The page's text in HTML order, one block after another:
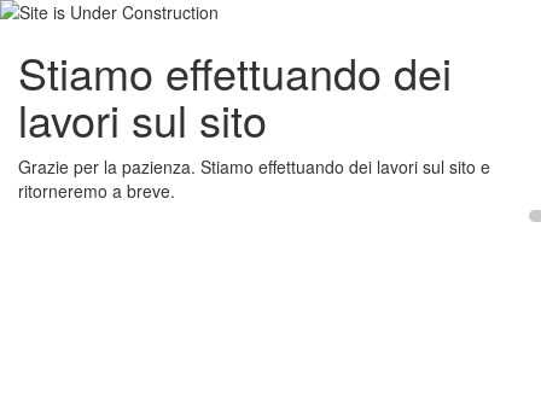
Stiamo effettuando dei
lavori sul sito
Grazie per la pazienza. Stiamo effettuando dei lavori sul sito e
ritorneremo a breve.